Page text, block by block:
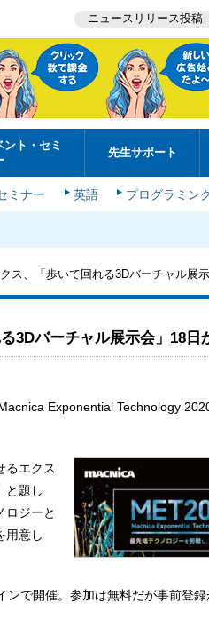
ニュースリリース投稿
ント・セミ
先生サポート
ミナー 英語 プログラミン
ス、「歩いて回れる3Dバーチャル展
3Dバーチャル展示会」18日
Exponential Technology
るエクス
と題し
ロジーと
用意し
で開催。参加は無料だが事前登録